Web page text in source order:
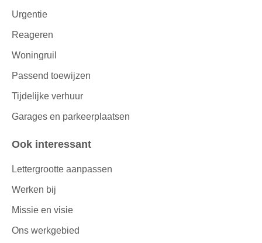
Urgentie
Reageren
Woningruil
Passend toewijzen
Tijdelijke verhuur
Garages en parkeerplaatsen
Ook interessant
Lettergrootte aanpassen
Werken bij
Missie en visie
Ons werkgebied